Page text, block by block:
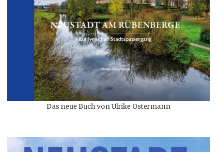
Das neue Buch von Ulrike Ostermann